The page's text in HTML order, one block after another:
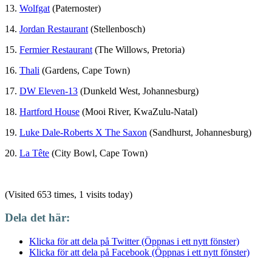
13. Wolfgat (Paternoster)
14. Jordan Restaurant (Stellenbosch)
15. Fermier Restaurant (The Willows, Pretoria)
16. Thali (Gardens, Cape Town)
17. DW Eleven-13 (Dunkeld West, Johannesburg)
18. Hartford House (Mooi River, KwaZulu-Natal)
19. Luke Dale-Roberts X The Saxon (Sandhurst, Johannesburg)
20. La Tête (City Bowl, Cape Town)
(Visited 653 times, 1 visits today)
Dela det här:
Klicka för att dela på Twitter (Öppnas i ett nytt fönster)
Klicka för att dela på Facebook (Öppnas i ett nytt fönster)